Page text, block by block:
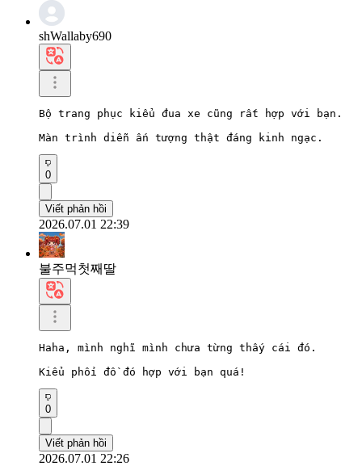
shWallaby690
Bộ trang phục kiểu đua xe cũng rất hợp với bạn.
Màn trình diễn ấn tượng thật đáng kinh ngạc.
0
Viết phản hồi
2026.07.01 22:39
불주먹첫째딸
Haha, mình nghĩ mình chưa từng thấy cái đó.
Kiểu phối đồ đó hợp với bạn quá!
0
Viết phản hồi
2026.07.01 22:26